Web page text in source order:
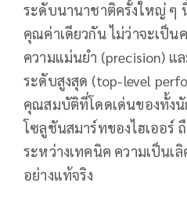
ระดับนานาชาติครั้งใหญ่ ๆ
คุณค่าเดียวกัน ไม่ว่าจะเป็น
ความแม่นยำ (precision) แ
ระดับสูงสุด (top-level
คุณสมบัติที่โดดเด่นของทั้ง
โซลูชันสมาร์ทของไฮเออร์
ระหว่างเทคนิค ความเป็นเ
อย่างแท้จริง